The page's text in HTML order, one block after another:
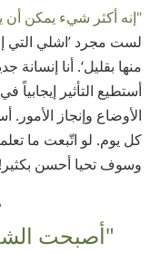
"إنه أكثر شيء يمكن أن
لست مجرد ’اشلي التي
منها بقليل‘. أنا إنسانة
أستطيع التأثير
الأوضاع وإنجاز الأمور.
كل يوم. لو اتّبعت ما
وسوف تحيا أحسن
"أصبحت